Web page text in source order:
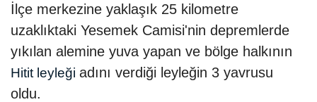
İlçe merkezine yaklaşık 25 kilometre
uzaklıktaki Yesemek Camisi'nin depremlerde
yıkılan alemine yuva yapan ve bölge halkının
Hitit leyleği adını verdiği leyleğin 3 yavrusu
oldu.